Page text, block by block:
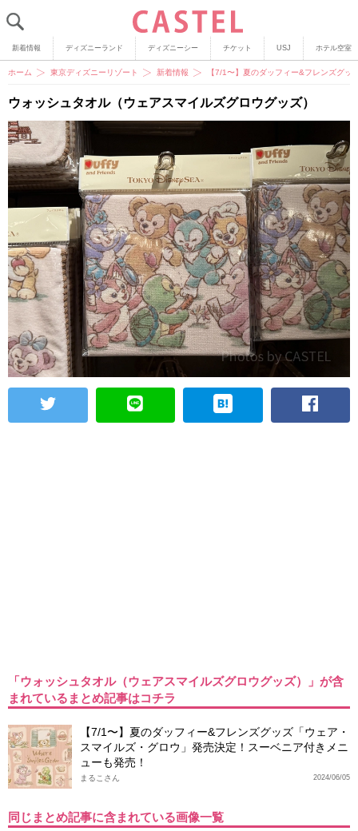
新着情報 ディズニーランド ディズニーシー チケット USJ ホテル空室
ホーム 東京ディズニーリゾート 新着情報 【7/1〜】夏のダッフィー&フレンズグ
ウォッシュタオル（ウェアスマイルズグロウグッズ）
「ウォッシュタオル（ウェアスマイルズグロウグッズ）」が含
まれているまとめ記事はコチラ
【7/1〜】夏のダッフィー&フレンズグッズ「ウェア・
スマイルズ・グロウ」発売決定！スーベニア付きメニ
ューも発売！
2024/06/05
まるこさん
同じまとめ記事に含まれている画像一覧